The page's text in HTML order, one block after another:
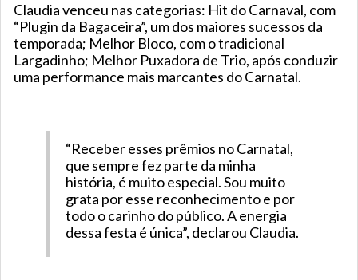
Claudia venceu nas categorias: Hit do Carnaval, com
“Plugin da Bagaceira”, um dos maiores sucessos da
temporada; Melhor Bloco, com o tradicional
Largadinho; Melhor Puxadora de Trio, após conduzir
uma performance mais marcantes do Carnatal.
“Receber esses prêmios no Carnatal,
que sempre fez parte da minha
história, é muito especial. Sou muito
grata por esse reconhecimento e por
todo o carinho do público. A energia
dessa festa é única”, declarou Claudia.